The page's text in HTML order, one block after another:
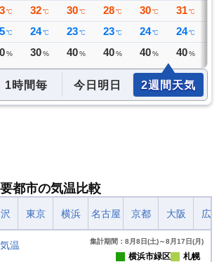
℃
℃
%
32 ℃
24 ℃
30 %
30 ℃
23 ℃
40 %
28 ℃
23 ℃
40 %
30 ℃
24 ℃
40 %
31 ℃
24 ℃
40 %
1時間毎 今日明日 2週間天気
都市の気温比較
東京 横浜 名古屋 京都 大阪 広
温 集計期間：8月8日(土)～8月17日(月)
横浜市緑区 札幌